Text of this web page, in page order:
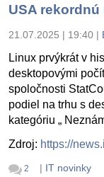
USA rekordnú
21.07.2025 | 19:40 |
Linux prvýkrát v
desktopovými
spoločnosti
podiel na trhu s
kategóriu „
Zdroj: https://
2 | IT novinky